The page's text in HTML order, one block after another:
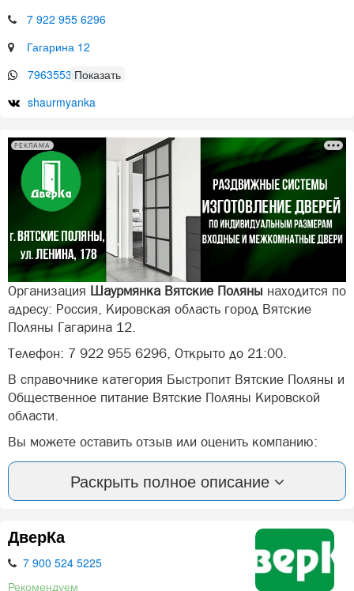
7 922 955 6296
Гагарина 12
79635536296
shaurmyanka
РЕКЛАМА
Организация Шаурмянка Вятские Поляны находится по
адресу: Россия, Кировская область город Вятские
Поляны Гагарина 12.
Телефон: 7 922 955 6296, Открыто до 21:00.
В справочнике категория Быстропит Вятские Поляны и
Общественное питание Вятские Поляны Кировской
области.
Вы можете оставить отзыв или оценить компанию:
Шаурмянка Вятские Поляны Вятские Поляны.
А так же, задать вопрос представителями фирмы:
Шаурмянка Вятские Поляны в Вятских Полян.
Шаурмянка на углях: вкус, который зажигает!
В "Шаурмянке на углях" вас ждут сочные и ароматные
Раскрыть полное описание
ДверКа
7 900 524 5225
Рекомендуем